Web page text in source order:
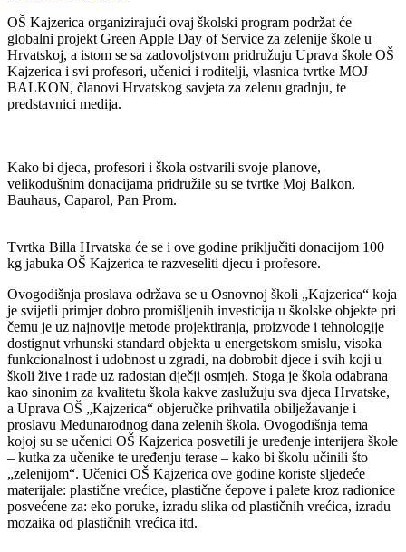
OŠ Kajzerica organizirajući ovaj školski program podržat će
globalni projekt Green Apple Day of Service za zelenije škole u
Hrvatskoj, a istom se sa zadovoljstvom pridružuju Uprava škole OŠ
Kajzerica i svi profesori, učenici i roditelji, vlasnica tvrtke MOJ
BALKON, članovi Hrvatskog savjeta za zelenu gradnju, te
predstavnici medija.
Kako bi djeca, profesori i škola ostvarili svoje planove,
velikodušnim donacijama pridružile su se tvrtke Moj Balkon,
Bauhaus, Caparol, Pan Prom.
Tvrtka Billa Hrvatska će se i ove godine priključiti donacijom 100
kg jabuka OŠ Kajzerica te razveseliti djecu i profesore.
Ovogodišnja proslava održava se u Osnovnoj školi „Kajzerica“ koja
je svijetli primjer dobro promišljenih investicija u školske objekte pri
čemu je uz najnovije metode projektiranja, proizvode i tehnologije
dostignut vrhunski standard objekta u energetskom smislu, visoka
funkcionalnost i udobnost u zgradi, na dobrobit djece i svih koji u
školi žive i rade uz radostan dječji osmjeh. Stoga je škola odabrana
kao sinonim za kvalitetu škola kakve zaslužuju sva djeca Hrvatske,
a Uprava OŠ „Kajzerica“ objeručke prihvatila obilježavanje i
proslavu Međunarodnog dana zelenih škola. Ovogodišnja tema
kojoj su se učenici OŠ Kajzerica posvetili je uređenje interijera škole
– kutka za učenike te uređenju terase – kako bi školu učinili što
„zelenijom“. Učenici OŠ Kajzerica ove godine koriste sljedeće
materijale: plastične vrećice, plastične čepove i palete kroz radionice
posvećene za: eko poruke, izradu slika od plastičnih vrećica, izradu
mozaika od plastičnih vrećica itd.